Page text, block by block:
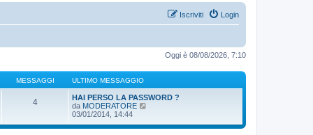
Login
Iscriviti
Oggi è 08/08/2026, 7:10
MESSAGGI ULTIMO MESSAGGIO
4
HAI PERSO LA PASSWORD ?
da MODERATORE
i
03/01/2014, 14:44